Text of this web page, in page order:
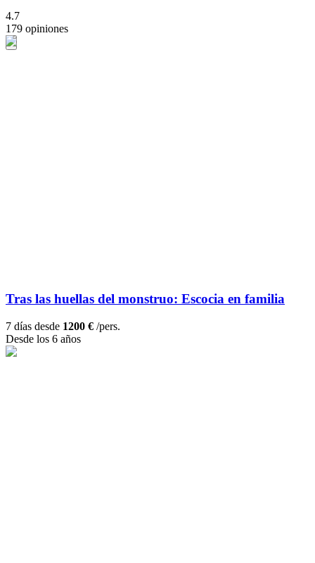
4.7
179 opiniones
Tras las huellas del monstruo: Escocia en familia
7 días desde 1200 € /pers.
Desde los 6 años